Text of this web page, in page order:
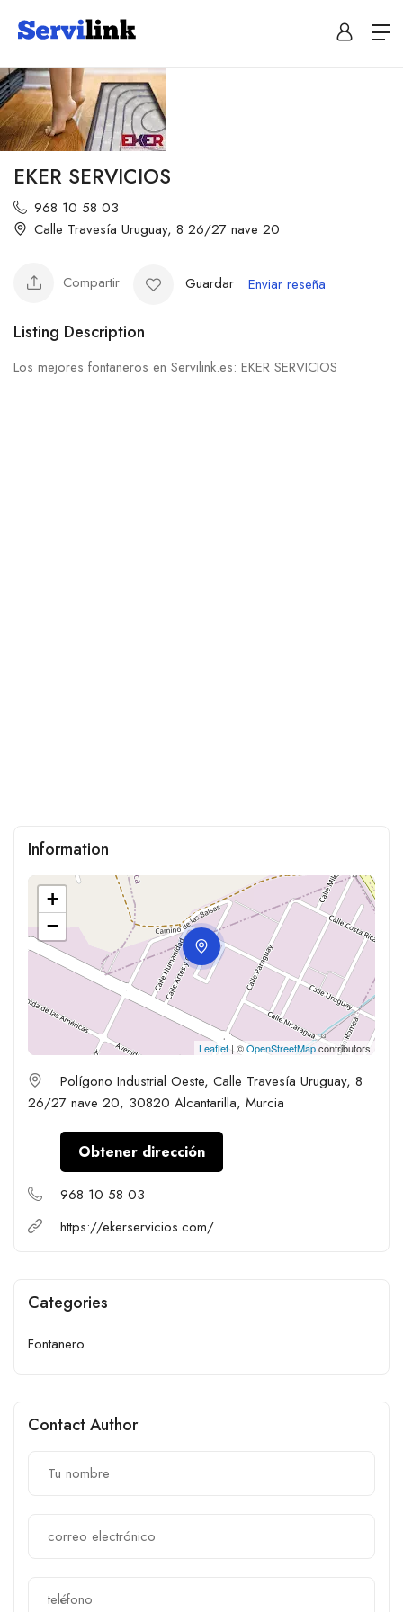
EKER SERVICIOS
968 10 58 03
Calle Travesía Uruguay, 8 26/27 nave 20
Compartir Guardar Enviar reseña
Listing Description
Los mejores fontaneros en Servilink.es: EKER SERVICIOS
Information
+
−
Leaflet| ©OpenStreetMapcontributors
Polígono Industrial Oeste, Calle Travesía Uruguay, 8
26/27 nave 20, 30820 Alcantarilla, Murcia
Obtener dirección
968 10 58 03
https://ekerservicios.com/
Categories
Fontanero
Contact Author